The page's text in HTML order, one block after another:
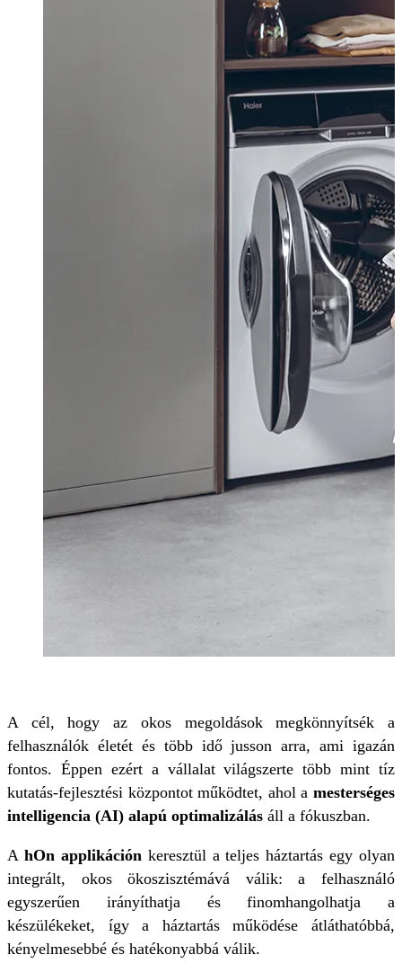
A cél, hogy az okos megoldások megkönnyítsék a
felhasználók életét és több idő jusson arra, ami igazán
fontos. Éppen ezért a vállalat világszerte több mint tíz
kutatás-fejlesztési központot működtet, ahol a mesterséges
intelligencia (AI) alapú optimalizálás áll a fókuszban.
A hOn applikációnkeresztül a teljes háztartás egy olyan
integrált, okos ökoszisztémává válik: a felhasználó
egyszerűen irányíthatja és finomhangolhatja a
készülékeket, így a háztartás működése átláthatóbbá,
kényelmesebbé és hatékonyabbá válik.